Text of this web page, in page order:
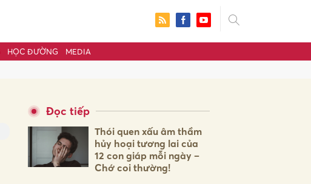
HỌC ĐƯỜNG MEDIA
Đọc tiếp
Thói quen xấu âm thầm
hủy hoại tương lai của
12 con giáp mỗi ngày –
Chớ coi thường!